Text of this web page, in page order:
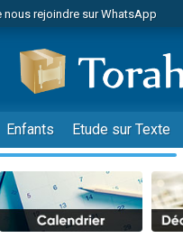
nous rejoindre sur WhatsApp
de faire un don pour Événements
de faire un don pour Tsédaka :
nous rejoindre sur WhatsApp
demander une bénédiction
de faire un don pour Diane, 80
étudier en groupe sur Zoom
nous rejoindre sur WhatsApp
Enfants Etude sur Texte